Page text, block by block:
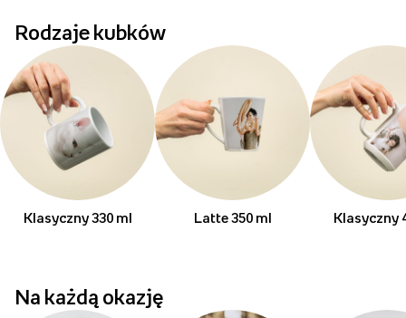
Rodzaje kubków
Klasyczny 330 ml Latte 350 ml Klasyczny
Na każdą okazję